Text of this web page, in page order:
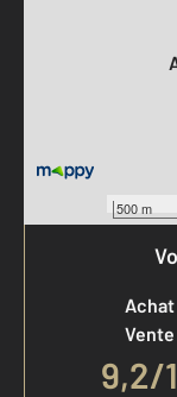
500 m
Achat
Vente
9,2/